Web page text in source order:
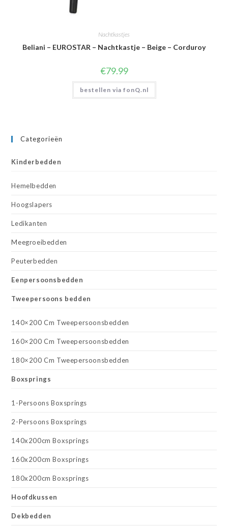
Nachtkastjes
Beliani – EUROSTAR – Nachtkastje – Beige – Corduroy
€79.99
bestellen via fonQ.nl
Categorieën
Kinderbedden
Hemelbedden
Hoogslapers
Ledikanten
Meegroeibedden
Peuterbedden
Eenpersoonsbedden
Tweepersoons bedden
140×200 Cm Tweepersoonsbedden
160×200 Cm Tweepersoonsbedden
180×200 Cm Tweepersoonsbedden
Boxsprings
1-Persoons Boxsprings
2-Persoons Boxsprings
140x200cm Boxsprings
160x200cm Boxsprings
180x200cm Boxsprings
Hoofdkussen
Dekbedden